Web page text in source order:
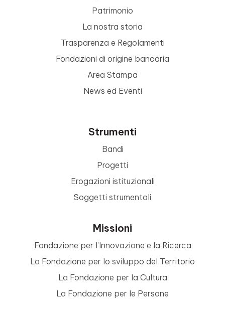
Patrimonio
La nostra storia
Trasparenza e Regolamenti
Fondazioni di origine bancaria
Area Stampa
News ed Eventi
Strumenti
Bandi
Progetti
Erogazioni istituzionali
Soggetti strumentali
Missioni
Fondazione per l’Innovazione e la Ricerca
La Fondazione per lo sviluppo del Territorio
La Fondazione per la Cultura
La Fondazione per le Persone